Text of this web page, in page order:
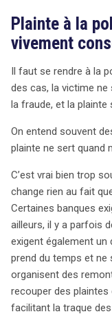
Plainte à la
vivement
Il faut se rendre à la
des cas, la victime ne
la fraude, et la plainte
On entend souvent
plainte ne sert quand
C’est vrai bien trop
change rien au fait
Certaines banques
ailleurs, il y a parfois
exigent également un
prend du temps et ne
organisent des
recouper des plaintes
facilitant la traque